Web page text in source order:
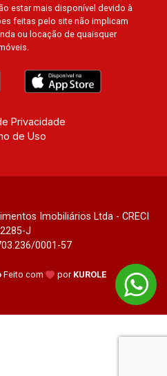
estar mais disponível devido à
feitas pelo site não implicam
ou locação de quaisquer
Privacidade
de Uso
Imobiliários Ltda - CRECI
J
0001-57
Feito com por KUROLE